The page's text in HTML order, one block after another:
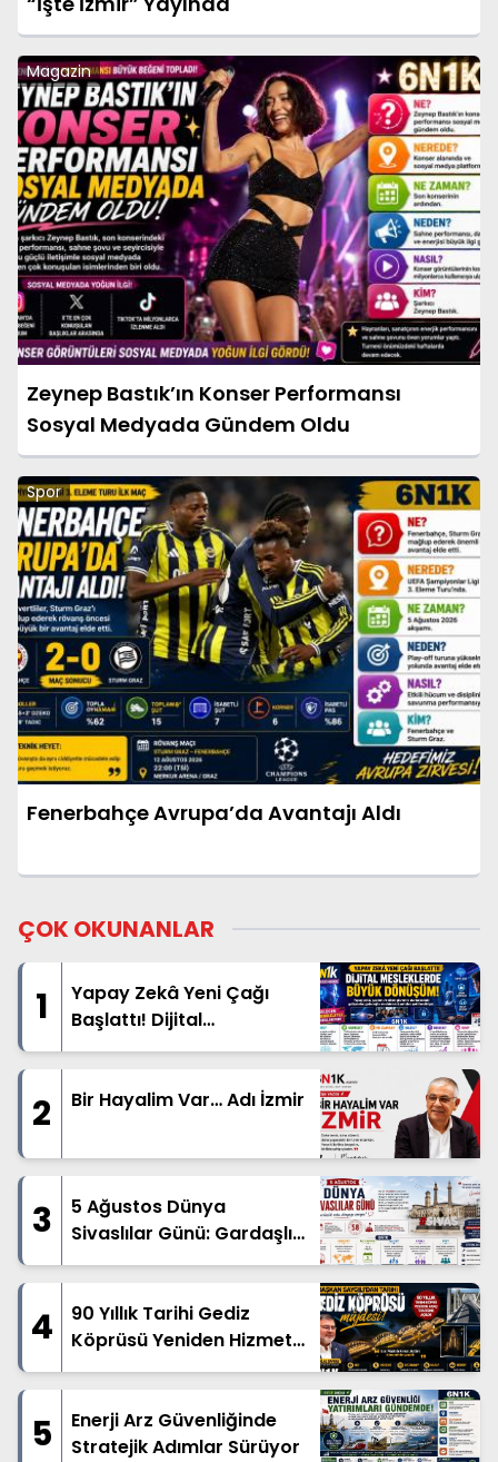
Magazin
Zeynep Bastık’ın Konser Performansı
Sosyal Medyada Gündem Oldu
Spor
Fenerbahçe Avrupa’da Avantajı Aldı
ÇOK OKUNANLAR
1
Yapay Zekâ Yeni Çağı
Başlattı! Dijital
Mesleklerde Büyük
2 Bir Hayalim Var… Adı İzmir
3
5 Ağustos Dünya
Sivaslılar Günü: Gardaşlık
Ruhu Dünyanın Dört Bir
4
90 Yıllık Tarihi Gediz
Köprüsü Yeniden Hizmete
Açıldı
5
Enerji Arz Güvenliğinde
Stratejik Adımlar Sürüyor